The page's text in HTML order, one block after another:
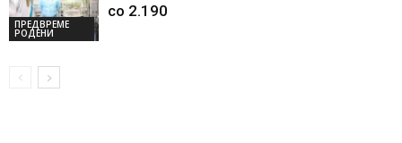
ПРЕДВРЕМЕ
РОДЕНИ
со 2.190